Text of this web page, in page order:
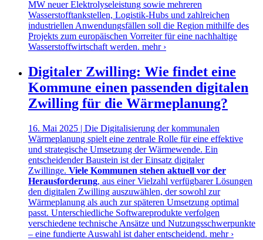
MW neuer Elektrolyseleistung sowie mehreren
Wasserstofftankstellen, Logistik-Hubs und zahlreichen
industriellen Anwendungsfällen soll die Region mithilfe des
Projekts zum europäischen Vorreiter für eine nachhaltige
Wasserstoffwirtschaft werden. mehr ›
Digitaler Zwilling: Wie findet eine
Kommune einen passenden digitalen
Zwilling für die Wärmeplanung?
16. Mai 2025 | Die Digitalisierung der kommunalen
Wärmeplanung spielt eine zentrale Rolle für eine effektive
und strategische Umsetzung der Wärmewende. Ein
entscheidender Baustein ist der Einsatz digitaler
Zwillinge. Viele Kommunen stehen aktuell vor der
Herausforderung, aus einer Vielzahl verfügbarer Lösungen
den digitalen Zwilling auszuwählen, der sowohl zur
Wärmeplanung als auch zur späteren Umsetzung optimal
passt. Unterschiedliche Softwareprodukte verfolgen
verschiedene technische Ansätze und Nutzungsschwerpunkte
– eine fundierte Auswahl ist daher entscheidend. mehr ›